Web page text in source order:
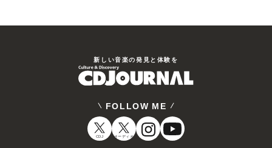
新しい⾳楽の発⾒と体験を
FOLLOW ME
CDJ オーディオ